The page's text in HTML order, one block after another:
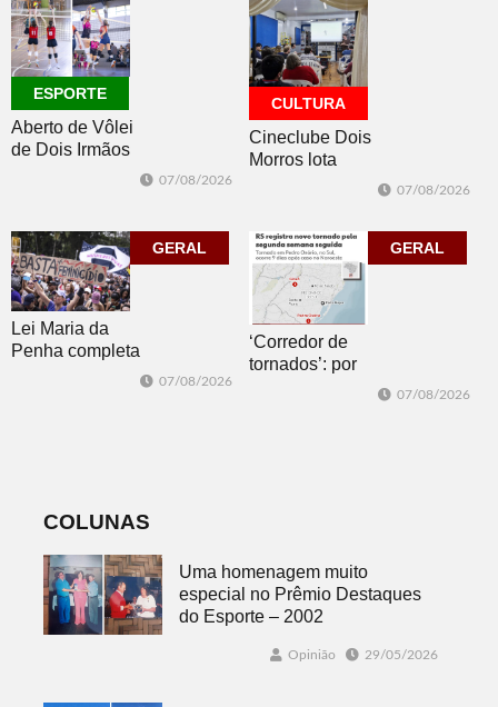
do sorteio
ESPORTE
Aberto de Vôlei
de Dois Irmãos
jogos
07/08/2026
CULTURA
Cineclube Dois
Morros lota
corpo que cai”
07/08/2026
GERAL
Lei Maria da
Penha completa
07/08/2026
GERAL
‘Corredor de
tornados’: por
07/08/2026
COLUNAS
Uma homenagem muito
especial no Prêmio Destaques
do Esporte – 2002
Opinião 29/05/2026